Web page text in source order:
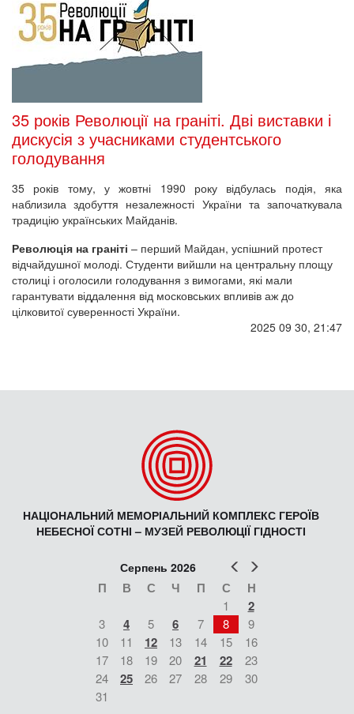
35 років Революції на граніті. Дві виставки і
дискусія з учасниками студентського
голодування
35 років тому, у жовтні 1990 року відбулась подія, яка
наблизила здобуття незалежності України та започаткувала
традицію українських Майданів.
Революція на граніті – перший Майдан, успішний протест
відчайдушної молоді. Студенти вийшли на центральну площу
столиці і оголосили голодування з вимогами, які мали
гарантувати віддалення від московських впливів аж до
цілковитої суверенності України.
2025 09 30, 21:47
НАЦІОНАЛЬНИЙ МЕМОРІАЛЬНИЙ КОМПЛЕКС ГЕРОЇВ
НЕБЕСНОЇ СОТНІ – МУЗЕЙ РЕВОЛЮЦІЇ ГІДНОСТІ
Попер
Серпень 2026
П В С Ч П С Н
1 2
3 4 5 6 7 8
9
10
11 12 13 14 15
16
17
18 19 20 21 22
23
24
25 26 27 28 29
30
31